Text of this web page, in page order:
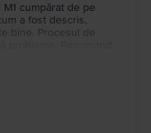
cumpărat de pe
a fost descris,
bine. Procesul de